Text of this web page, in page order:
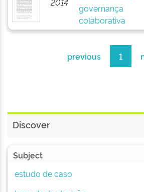
governança
colaborativa
previous 1
Discover
Subject
estudo de caso